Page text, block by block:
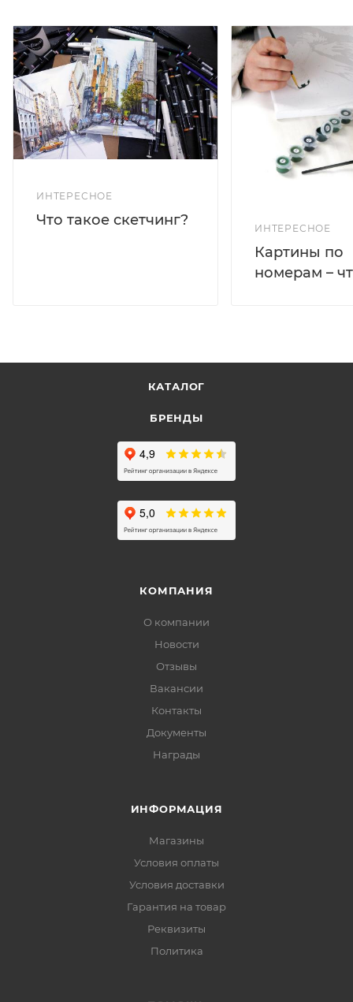
ИНТЕРЕСНОЕ
Что такое скетчинг?
ИНТЕРЕСНОЕ
Картины по
номерам –
КАТАЛОГ
БРЕНДЫ
КОМПАНИЯ
О компании
Новости
Отзывы
Вакансии
Контакты
Документы
Награды
ИНФОРМАЦИЯ
Магазины
Условия оплаты
Условия доставки
Гарантия на товар
Реквизиты
Политика